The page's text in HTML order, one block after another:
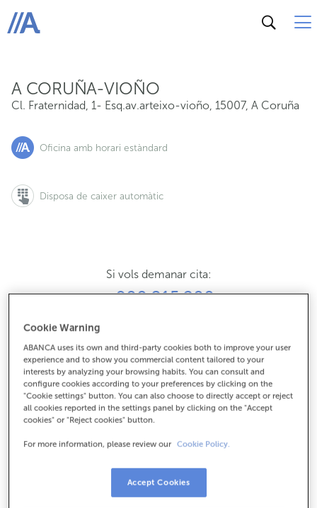
ABANCA
A CORUÑA-VIOÑO
Cl. Fraternidad, 1- Esq.av.arteixo-vioño, 15007, A Coruña
Oficina amb horari estàndard
Disposa de caixer automàtic
Si vols demanar cita:
900 815 200
981187042
Com arribar
De dilluns a divendres de8:15 a 14:00.
cita prèviai t'atendrem el dia i hora que
Cl. Fraternidad, 1- Esq.av.arteixo-vioño, 15007, A
Cookie Warning
ABANCA uses its own and third-party cookies both to improve your user
experience and to show you commercial content tailored to your
interests by analyzing your browsing habits. You can consult and
configure cookies according to your preferences by clicking on the
"Cookie settings" button. You can also choose to directly accept or reject
all cookies reported in the settings panel by clicking on the "Accept
cookies" or "Reject cookies" button.
For more information, please review our Cookie Policy.
Accept Cookies